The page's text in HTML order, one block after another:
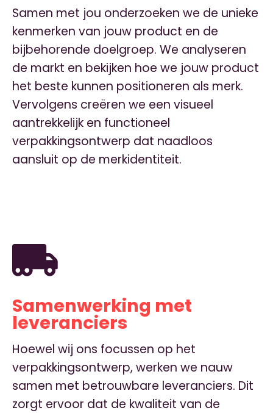
Samen met jou onderzoeken we de unieke
kenmerken van jouw product en de
bijbehorende doelgroep. We analyseren
de markt en bekijken hoe we jouw product
het beste kunnen positioneren als merk.
Vervolgens creëren we een visueel
aantrekkelijk en functioneel
verpakkingsontwerp dat naadloos
aansluit op de merkidentiteit.
Samenwerking met
leveranciers
Hoewel wij ons focussen op het
verpakkingsontwerp, werken we nauw
samen met betrouwbare leveranciers. Dit
zorgt ervoor dat de kwaliteit van de